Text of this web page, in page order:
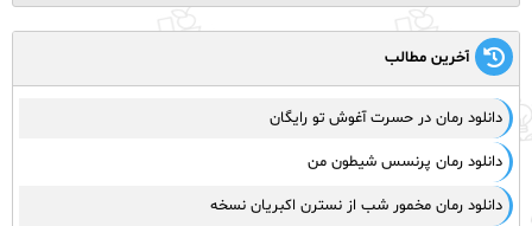
آخرین مطالب
دانلود رمان در حسرت آغوش تو رایگان
دانلود رمان پرنسس شیطون من
دانلود رمان مخمور شب از نسترن اکبریان نسخه